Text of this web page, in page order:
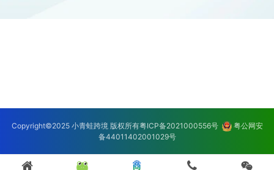
Copyright©2025 小青蛙跨境 版权所有粤ICP备2021000556号
粤公网安
备44011402001029号